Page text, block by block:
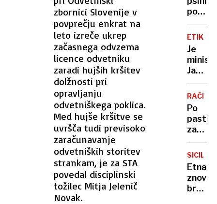
zbornici Slovenije v
povprečju enkrat na
leto izreče ukrep
začasnega odvzema
licence odvetniku
zaradi hujših kršitev
dolžnosti pri
opravljanju
odvetniškega poklica.
Med hujše kršitve se
uvršča tudi previsoko
zaračunavanje
odvetniških storitev
strankam, je za STA
povedal disciplinski
tožilec Mitja Jelenič
Novak.
tri
ure
nato
tri
evre
na
v
vrnitev
stala
195
ETIKA
Je
Janez
Cigler
Kralj
le
ali
tudi
RAČE
Po
pasti
za
ovadili
štiri
SICILIJA
Etna
znova
bruha: